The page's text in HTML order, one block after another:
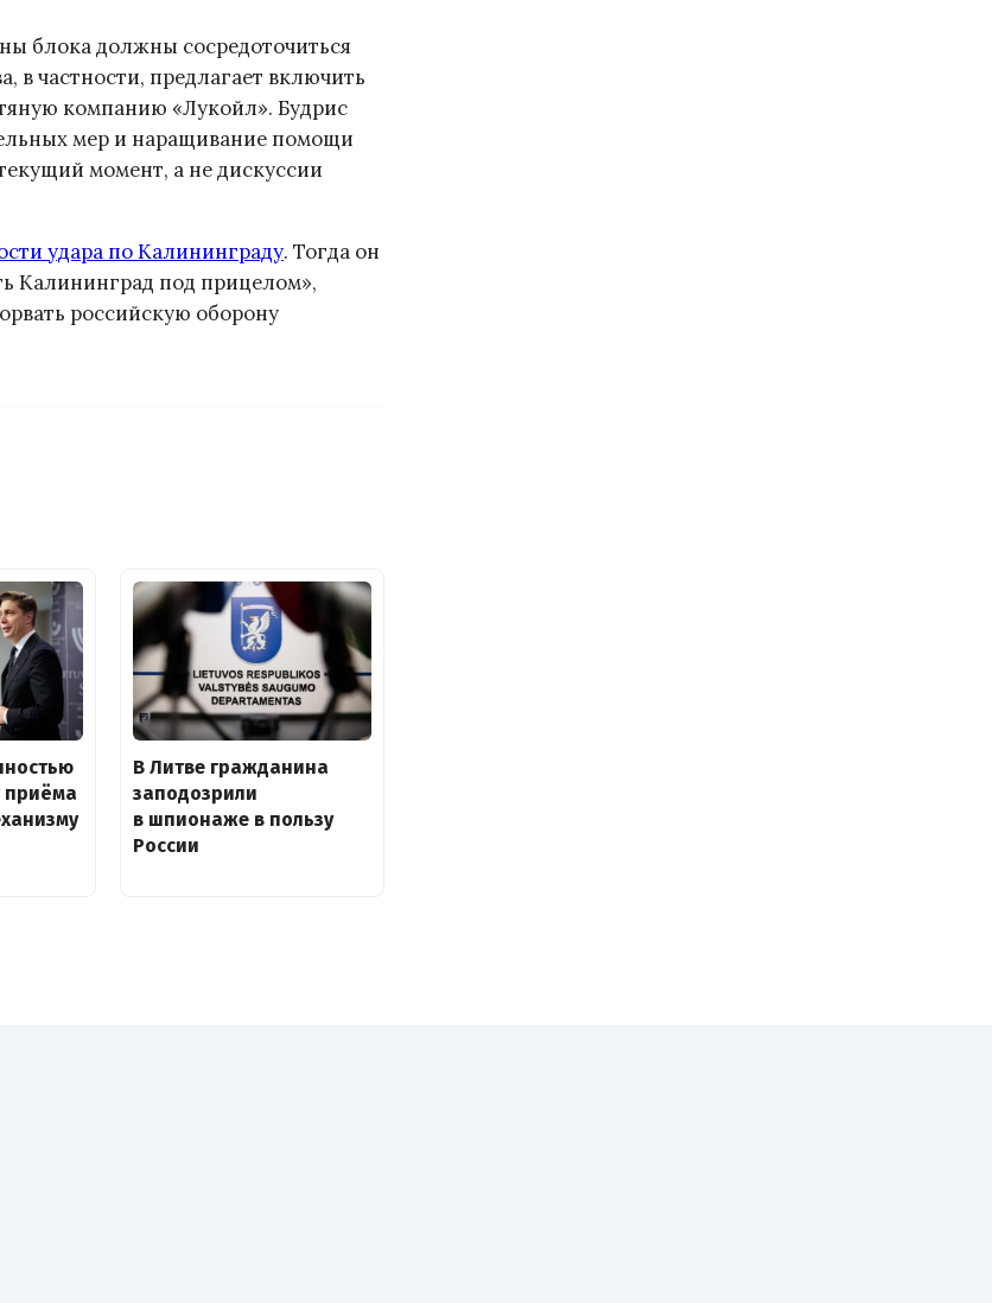
блока должны сосредоточиться
в частности, предлагает включить
компанию «Лукойл». Будрис
мер и наращивание помощи
момент, а не дискуссии
удара по Калининграду. Тогда он
Калининград под прицелом»,
российскую оборону
приёма
В Литве гражданина
заподозрили
в шпионаже в пользу
России